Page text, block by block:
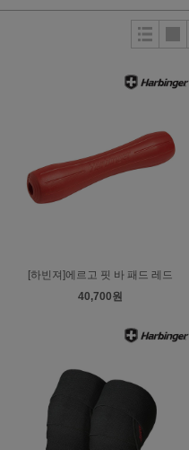
[하빈져]에르고 핏 바 패드 레드
40,700원